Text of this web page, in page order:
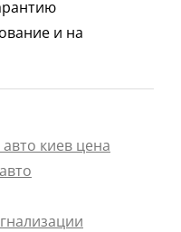
и на
киев цена